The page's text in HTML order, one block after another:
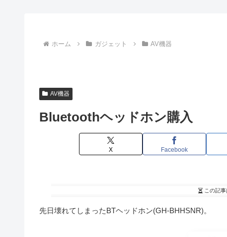
ホーム ガジェット AV機器
AV機器
Bluetoothヘッドホン購入
X Facebook
この記事
先日壊れてしまったBTヘッドホン(GH-BHHSNR)。